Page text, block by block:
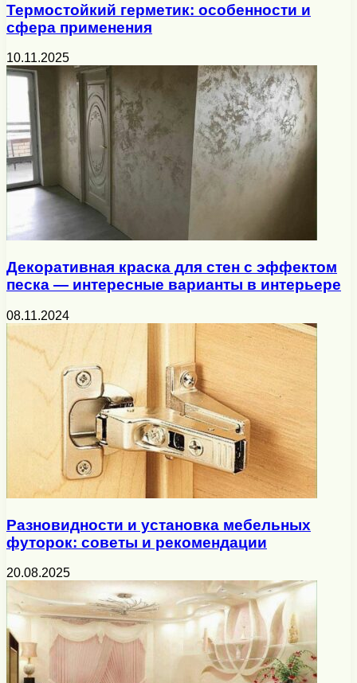
Термостойкий герметик: особенности и
сфера применения
10.11.2025
Декоративная краска для стен с эффектом
песка — интересные варианты в интерьере
08.11.2024
Разновидности и установка мебельных
футорок: советы и рекомендации
20.08.2025